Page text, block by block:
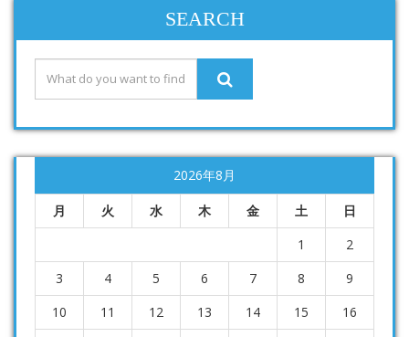
SEARCH
2026年8月
月 火 水 木 金 土
日
1
2
3
4 5 6 7 8
9
10
11 12 13 14 15
16